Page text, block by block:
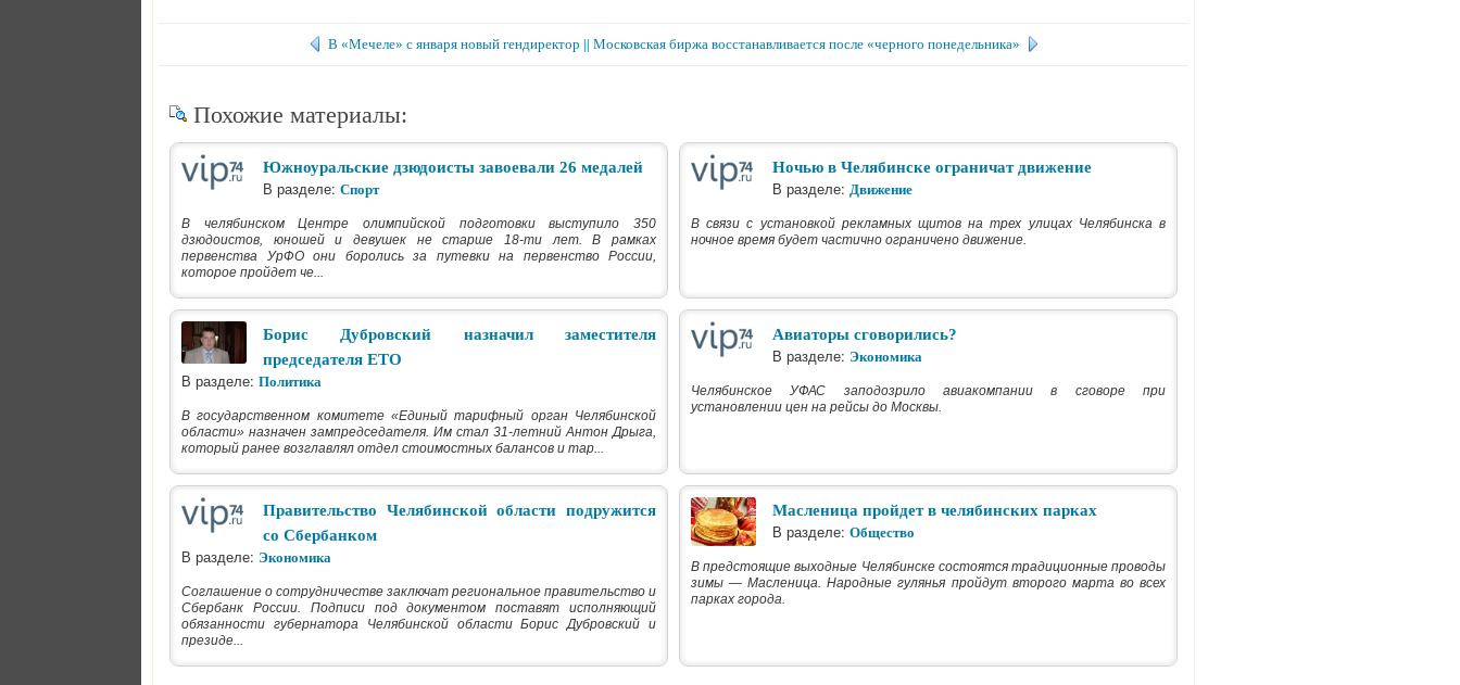
В «Мечеле» с января новый гендиректор || Московская биржа восстанавливается после «черного понедельника»
Похожие материалы:
Южноуральские дзюдоисты завоевали 26 медалей
В разделе: Спорт
В челябинском Центре олимпийской подготовки выступило 350
дзюдоистов, юношей и девушек не старше 18-ти лет. В рамках
первенства УрФО они боролись за путевки на первенство России,
которое пройдет че...
Ночью в Челябинске ограничат движение
В разделе: Движение
В связи с установкой рекламных щитов на трех улицах Челябинска в
ночное время будет частично ограничено движение.
Борис Дубровский назначил заместителя
председателя ЕТО
В разделе: Политика
В государственном комитете «Единый тарифный орган Челябинской
области» назначен зампредседателя. Им стал 31-летний Антон Дрыга,
который ранее возглавлял отдел стоимостных балансов и тар...
Авиаторы сговорились?
В разделе: Экономика
Челябинское УФАС заподозрило авиакомпании в сговоре при
установлении цен на рейсы до Москвы.
Правительство Челябинской области подружится
со Сбербанком
В разделе: Экономика
Соглашение о сотрудничестве заключат региональное правительство и
Сбербанк России. Подписи под документом поставят исполняющий
обязанности губернатора Челябинской области Борис Дубровский и
президе...
Масленица пройдет в челябинских парках
В разделе: Общество
В предстоящие выходные Челябинске состоятся традиционные проводы
зимы — Масленица. Народные гулянья пройдут второго марта во всех
парках города.